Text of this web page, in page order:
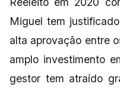
Miguel tem
alta aprovação entre
amplo investimento
gestor tem atraído